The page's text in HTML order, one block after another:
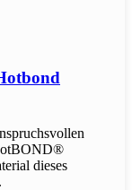
dieses